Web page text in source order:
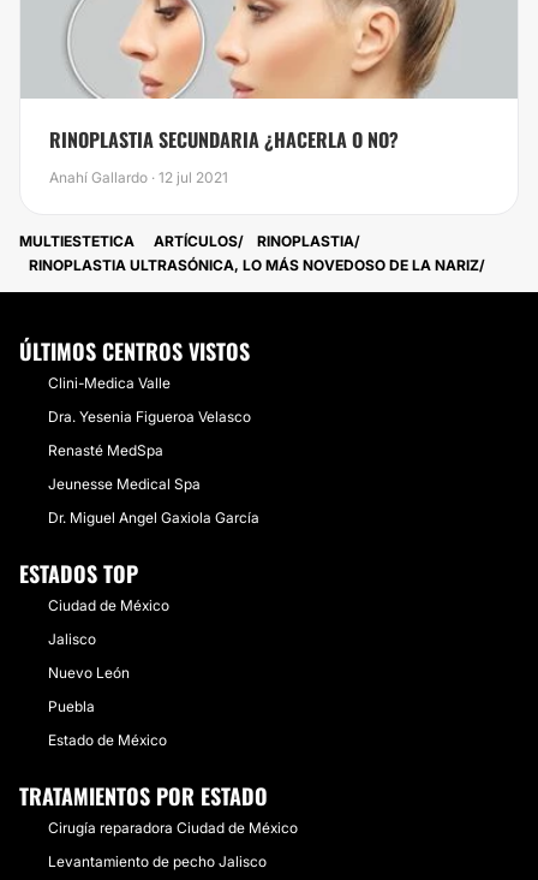
RINOPLASTIA SECUNDARIA ¿HACERLA O NO?
Anahí Gallardo · 12 jul 2021
MULTIESTETICA ARTÍCULOS
RINOPLASTIA
RINOPLASTIA ULTRASÓNICA, LO MÁS NOVEDOSO DE LA NARIZ
ÚLTIMOS CENTROS VISTOS
Clini-Medica Valle
Dra. Yesenia Figueroa Velasco
Renasté MedSpa
Jeunesse Medical Spa
Dr. Miguel Angel Gaxiola García
ESTADOS TOP
Ciudad de México
Jalisco
Nuevo León
Puebla
Estado de México
TRATAMIENTOS POR ESTADO
Cirugía reparadora Ciudad de México
Levantamiento de pecho Jalisco